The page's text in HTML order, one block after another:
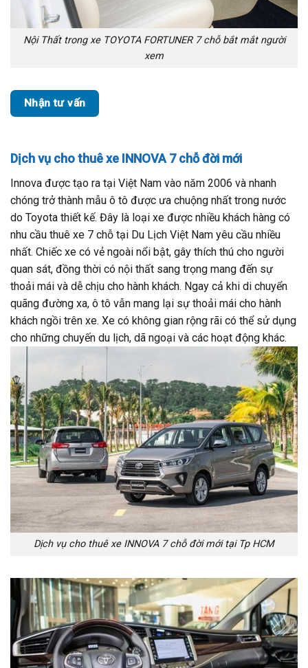
Nội Thất trong xe TOYOTA FORTUNER 7 chỗ bắt mắt người
xem
Nhận tư vấn
Dịch vụ cho thuê xe INNOVA 7 chỗ đời mới
Innova được tạo ra tại Việt Nam vào năm 2006 và nhanh
chóng trở thành mẫu ô tô được ưa chuộng nhất trong nước
do Toyota thiết kế. Đây là loại xe được nhiều khách hàng có
nhu cầu thuê xe 7 chỗ tại Du Lịch Việt Nam yêu cầu nhiều
nhất. Chiếc xe có vẻ ngoài nổi bật, gây thích thú cho người
quan sát, đồng thời có nội thất sang trọng mang đến sự
thoải mái và dễ chịu cho hành khách. Ngay cả khi di chuyển
quãng đường xa, ô tô vẫn mang lại sự thoải mái cho hành
khách ngồi trên xe. Xe có không gian rộng rãi có thể sử dụng
cho những chuyến du lịch, dã ngoại và các hoạt động khác.
Dịch vụ cho thuê xe INNOVA 7 chỗ đời mới tại Tp HCM